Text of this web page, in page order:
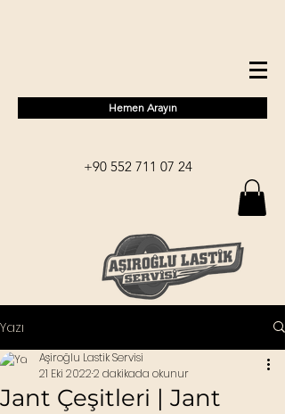
Hemen Arayın
+90 552 711 07 24
Yazı
Jant Çeşitleri | Jant
Aşiroğlu Lastik Servisi
21 Eki 20222 dakikada okunur